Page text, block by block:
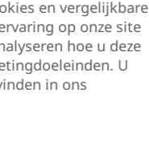
Maat:
XSmall Small
en vergelijkbare
op onze site
hoe u deze
U
in ons